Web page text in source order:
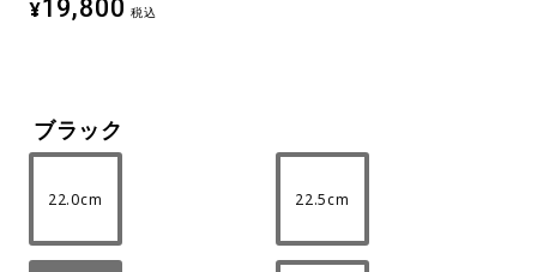
¥19,800 税込
ブラック
22.0cm 22.5cm